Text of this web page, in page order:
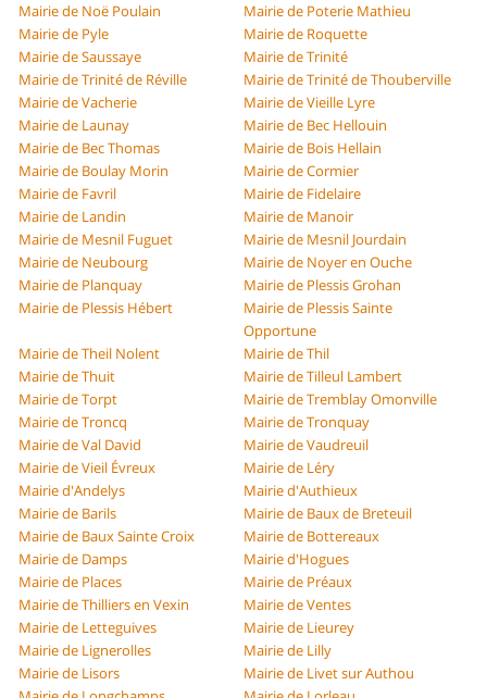
Mairie de Noë Poulain
Mairie de Poterie Mathieu
Mairie de Pyle
Mairie de Roquette
Mairie de Saussaye
Mairie de Trinité
Mairie de Trinité de Réville
Mairie de Trinité de Thouberville
Mairie de Vacherie
Mairie de Vieille Lyre
Mairie de Launay
Mairie de Bec Hellouin
Mairie de Bec Thomas
Mairie de Bois Hellain
Mairie de Boulay Morin
Mairie de Cormier
Mairie de Favril
Mairie de Fidelaire
Mairie de Landin
Mairie de Manoir
Mairie de Mesnil Fuguet
Mairie de Mesnil Jourdain
Mairie de Neubourg
Mairie de Noyer en Ouche
Mairie de Planquay
Mairie de Plessis Grohan
Mairie de Plessis Hébert
Mairie de Plessis Sainte
Opportune
Mairie de Theil Nolent
Mairie de Thil
Mairie de Thuit
Mairie de Tilleul Lambert
Mairie de Torpt
Mairie de Tremblay Omonville
Mairie de Troncq
Mairie de Tronquay
Mairie de Val David
Mairie de Vaudreuil
Mairie de Vieil Évreux
Mairie de Léry
Mairie d'Andelys
Mairie d'Authieux
Mairie de Barils
Mairie de Baux de Breteuil
Mairie de Baux Sainte Croix
Mairie de Bottereaux
Mairie de Damps
Mairie d'Hogues
Mairie de Places
Mairie de Préaux
Mairie de Thilliers en Vexin
Mairie de Ventes
Mairie de Letteguives
Mairie de Lieurey
Mairie de Lignerolles
Mairie de Lilly
Mairie de Lisors
Mairie de Livet sur Authou